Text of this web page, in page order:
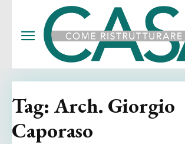
Tag: Arch. Giorgio
Caporaso